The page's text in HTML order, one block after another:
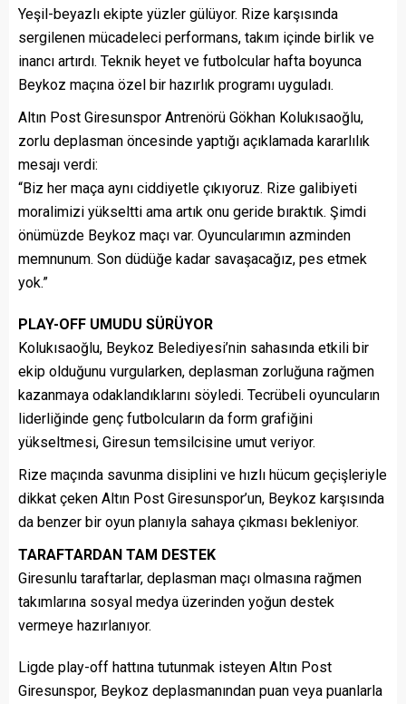
Yeşil-beyazlı ekipte yüzler gülüyor. Rize karşısında
sergilenen mücadeleci performans, takım içinde birlik ve
inancı artırdı. Teknik heyet ve futbolcular hafta boyunca
Beykoz maçına özel bir hazırlık programı uyguladı.
Altın Post Giresunspor Antrenörü Gökhan Kolukısaoğlu,
zorlu deplasman öncesinde yaptığı açıklamada kararlılık
mesajı verdi:
“Biz her maça aynı ciddiyetle çıkıyoruz. Rize galibiyeti
moralimizi yükseltti ama artık onu geride bıraktık. Şimdi
önümüzde Beykoz maçı var. Oyuncularımın azminden
memnunum. Son düdüğe kadar savaşacağız, pes etmek
yok.”
PLAY-OFF UMUDU SÜRÜYOR
Kolukısaoğlu, Beykoz Belediyesi’nin sahasında etkili bir
ekip olduğunu vurgularken, deplasman zorluğuna rağmen
kazanmaya odaklandıklarını söyledi. Tecrübeli oyuncuların
liderliğinde genç futbolcuların da form grafiğini
yükseltmesi, Giresun temsilcisine umut veriyor.
Rize maçında savunma disiplini ve hızlı hücum geçişleriyle
dikkat çeken Altın Post Giresunspor’un, Beykoz karşısında
da benzer bir oyun planıyla sahaya çıkması bekleniyor.
TARAFTARDAN TAM DESTEK
Giresunlu taraftarlar, deplasman maçı olmasına rağmen
takımlarına sosyal medya üzerinden yoğun destek
vermeye hazırlanıyor.
Ligde play-off hattına tutunmak isteyen Altın Post
Giresunspor, Beykoz deplasmanından puan veya puanlarla